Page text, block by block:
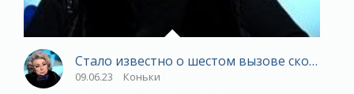
Стало известно о шестом вызове скорой
09.06.23 Коньки